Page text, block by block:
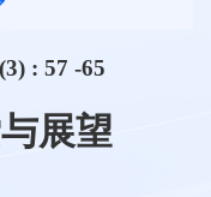
: 57 -65
展望